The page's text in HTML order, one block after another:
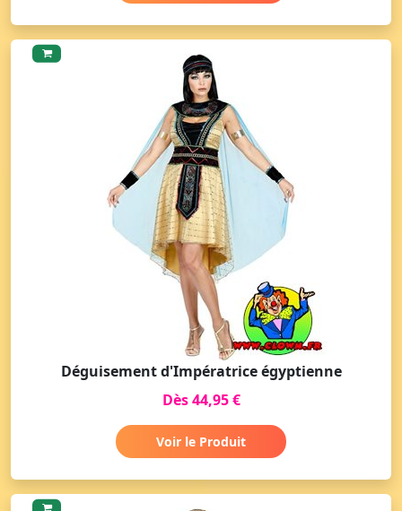
Déguisement d'Impératrice égyptienne
Dès 44,95 €
Voir le Produit